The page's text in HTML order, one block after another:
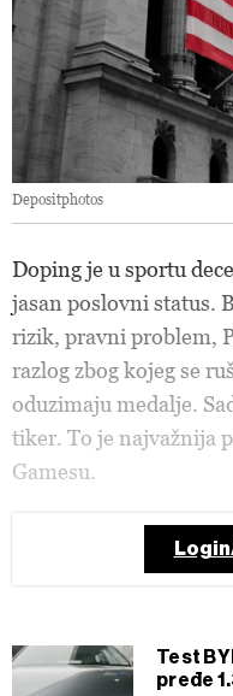
Depositphotos
Doping je u sportu
jasan poslovni status.
rizik, pravni problem,
razlog zbog kojeg se
oduzimaju medalje.
tiker. To je najvažnija
Gamesu.
Test
pređe